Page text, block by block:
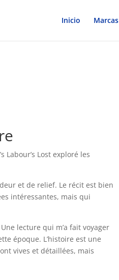
Inicio Marcas
Labour’s Lost exploré les
et de relief. Le récit est bien
intéressantes, mais qui
lecture qui m’a fait voyager
époque. L’histoire est une
vives et détaillées, mais